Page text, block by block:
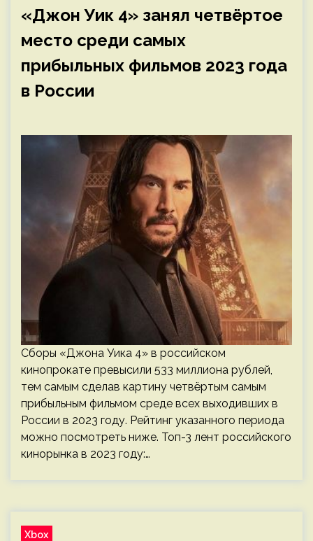
«Джон Уик 4» занял четвёртое
место среди самых
прибыльных фильмов 2023 года
в России
Сборы «Джона Уика 4» в российском
кинопрокате превысили 533 миллиона рублей,
тем самым сделав картину четвёртым самым
прибыльным фильмом среде всех выходивших в
России в 2023 году. Рейтинг указанного периода
можно посмотреть ниже. Топ-3 лент российского
кинорынка в 2023 году:…
Xbox